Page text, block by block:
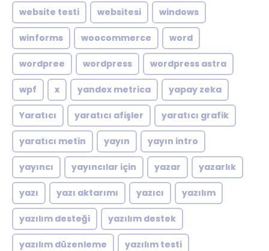
website testi websitesi windows
winforms woocommerce word
wordpree wordpress wordpress astra
wpf x yandex metrica yapay zeka
Yaratıcı yaratıcı afişler yaratıcı grafik
yaratıcı metin yayın yayın intro
yayıncı yayıncılar için yazar yazarlık
yazı yazı aktarımı yazıcı yazılım
yazılım desteği yazılım destek
yazılım düzenleme yazılım testi